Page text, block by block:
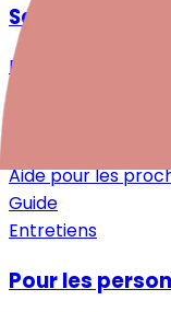
Santé
Désir d'enfant
Aide pour les
Guide
Entretiens
Pour les